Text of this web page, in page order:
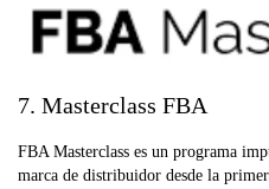
7. Masterclass FBA
FBA Masterclass es un programa
marca de distribuidor desde la